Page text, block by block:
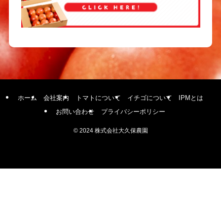
ホーム 会社案内 トマトについて イチゴについて
IPMとは
お問い合わせ
プライバシーポリシー
©2024 株式会社大久保農園